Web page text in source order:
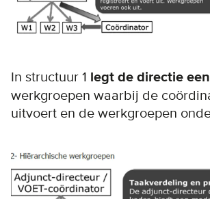
In structuur 1 legt de directie
werkgroepen waarbij de
uitvoert en de werkgroepen